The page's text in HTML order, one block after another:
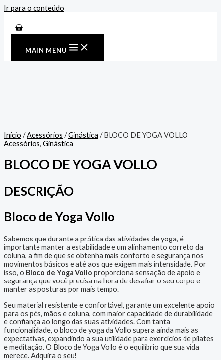
Ir para o conteúdo
MAIN MENU
Início /Acessórios /Ginástica / BLOCO DE YOGA VOLLO
Acessórios, Ginástica
BLOCO DE YOGA VOLLO
DESCRIÇÃO
Bloco de Yoga Vollo
Sabemos que durante a prática das atividades de yoga, é
importante manter a estabilidade e um alinhamento correto da
coluna, a fim de que se obtenha mais conforto e segurança nos
movimentos básicos e até aos que exigem mais intensidade. Por
isso, o Bloco de Yoga Vollo proporciona sensação de apoio e
segurança que você precisa na hora de desafiar o seu corpo e
manter as posturas por mais tempo.
Seu material resistente e confortável, garante um excelente apoio
para os pés, mãos e coluna, com maior capacidade de durabilidade
e confiança ao longo das suas atividades. Com tanta
funcionalidade, o bloco de yoga da Vollo supera ainda mais as
expectativas, expandindo a sua utilidade para exercícios de pilates
e meditação. O Bloco de Yoga Vollo é o equilíbrio que sua vida
merece. Adquira o seu!